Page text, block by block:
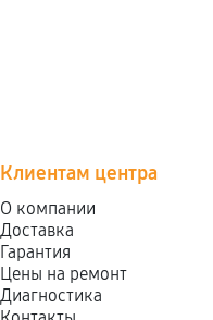
Клиентам центра
О компании
Доставка
Гарантия
Цены на ремонт
Диагностика